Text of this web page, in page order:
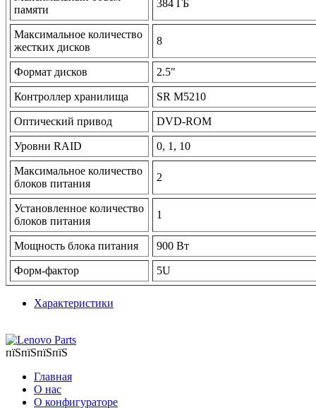
памяти
384 ГБ
Максимальное количество
жестких дисков
8
Формат дисков 2.5"
Контроллер хранилища SR M5210
Оптический привод DVD-ROM
Уровни RAID 0, 1, 10
Максимальное количество
блоков питания
2
Установленное количество
блоков питания
1
Мощность блока питания 900 Вт
Форм-фактор 5U
Характеристики
пїЅпїЅпїЅпїЅ
Главная
О нас
О конфигураторе